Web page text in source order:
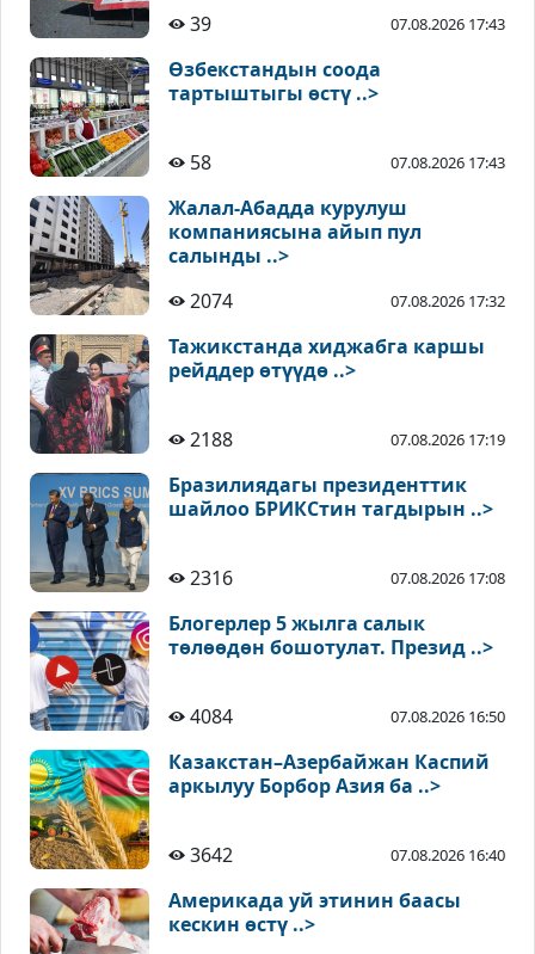
39 07.08.2026 17:43
Өзбекстандын соода
тартыштыгы өстү ..>
58 07.08.2026 17:43
Жалал-Абадда курулуш
компаниясына айып пул
салынды ..>
2074
07.08.2026 17:32
Тажикстанда хиджабга каршы
рейддер өтүүдө ..>
2188 07.08.2026 17:19
Бразилиядагы президенттик
шайлоо БРИКСтин тагдырын ..>
2316 07.08.2026 17:08
Блогерлер 5 жылга салык
төлөөдөн бошотулат. Презид ..>
4084 07.08.2026 16:50
Казакстан–Азербайжан Каспий
аркылуу Борбор Азия ба ..>
3642 07.08.2026 16:40
Америкада уй этинин баасы
кескин өстү ..>